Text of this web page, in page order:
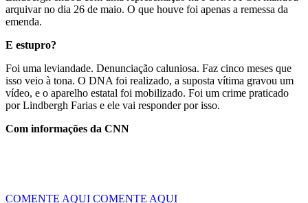
arquivar no dia 26 de maio. O que houve foi apenas a remessa da
emenda.
E estupro?
Foi uma leviandade. Denunciação caluniosa. Faz cinco meses que
isso veio à tona. O DNA foi realizado, a suposta vítima gravou um
vídeo, e o aparelho estatal foi mobilizado. Foi um crime praticado
por Lindbergh Farias e ele vai responder por isso.
Com informações da CNN
COMENTE AQUI COMENTE AQUI